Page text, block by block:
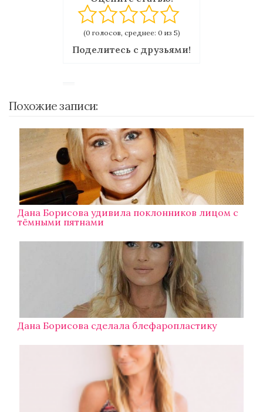
(0 голосов, среднее: 0 из 5)
Поделитесь с друзьями!
Похожие записи:
Дана Борисова удивила поклонников лицом с
тёмными пятнами
Дана Борисова сделала блефаропластику